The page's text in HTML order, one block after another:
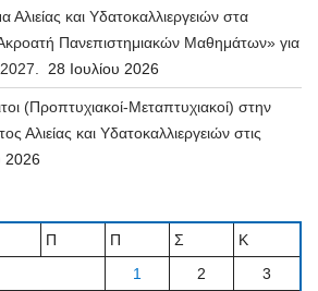
και Υδατοκαλλιεργειών στα
Πανεπιστημιακών Μαθημάτων» για
28 Ιουλίου 2026
(Προπτυχιακοί-Μεταπτυχιακοί) στην
Αλιείας και Υδατοκαλλιεργειών στις
2026
Π Π Σ
Κ
1
2
3